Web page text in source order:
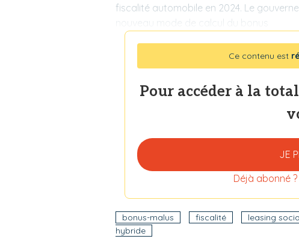
fiscalité automobile en 2024. Le
Ce contenu est
Pour accéder à la
JE
Déjà abonné ?
bonus-malus fiscalité leasing
hybride